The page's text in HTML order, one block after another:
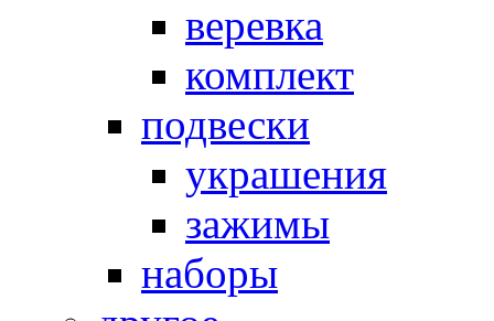
веревка
комплект
подвески
украшения
зажимы
наборы